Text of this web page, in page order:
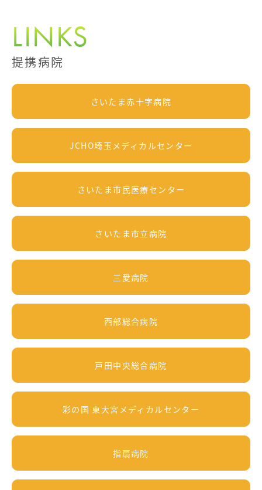
LINKS
提携病院
さいたま赤十字病院
JCHO埼玉メディカルセンター
さいたま市民医療センター
さいたま市立病院
三愛病院
西部総合病院
戸田中央総合病院
彩の国 東大宮メディカルセンター
指扇病院